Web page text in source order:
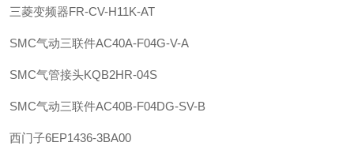
三菱变频器FR-CV-H11K-AT
SMC气动三联件AC40A-F04G-V-A
SMC气管接头KQB2HR-04S
SMC气动三联件AC40B-F04DG-SV-B
西门子6EP1436-3BA00